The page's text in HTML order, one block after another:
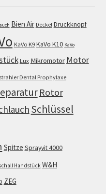
Bien Air Deckel Druckknopf
KaVo K9 KaVo K10 KaVo
Lux Mikromotor Motor
Dental Prophylaxe
Rotor
Schlüssel
Spitze Sprayvit 4000
Handstück W&H
ZEG